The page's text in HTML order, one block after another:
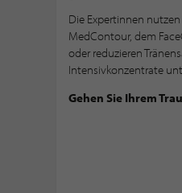
Die Expertinnen
MedContour, dem
oder reduzieren
Intensivkonzentrate
Gehen Sie Ihrem